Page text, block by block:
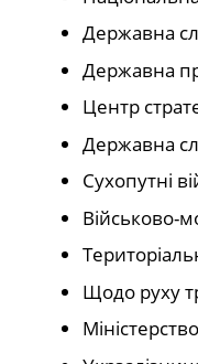
Державна
Державна
Центр
Державна
Сухопутні
Військово-
Щодо руху